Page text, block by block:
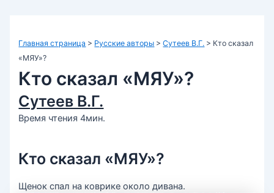
Главная страница > Русские авторы >Сутеев В.Г. > Кто сказал
«МЯУ»?
Кто сказал «МЯУ»?
Сутеев В.Г.
Время чтения 4мин.
Кто сказал «МЯУ»?
Щенок спал на коврике около дивана.